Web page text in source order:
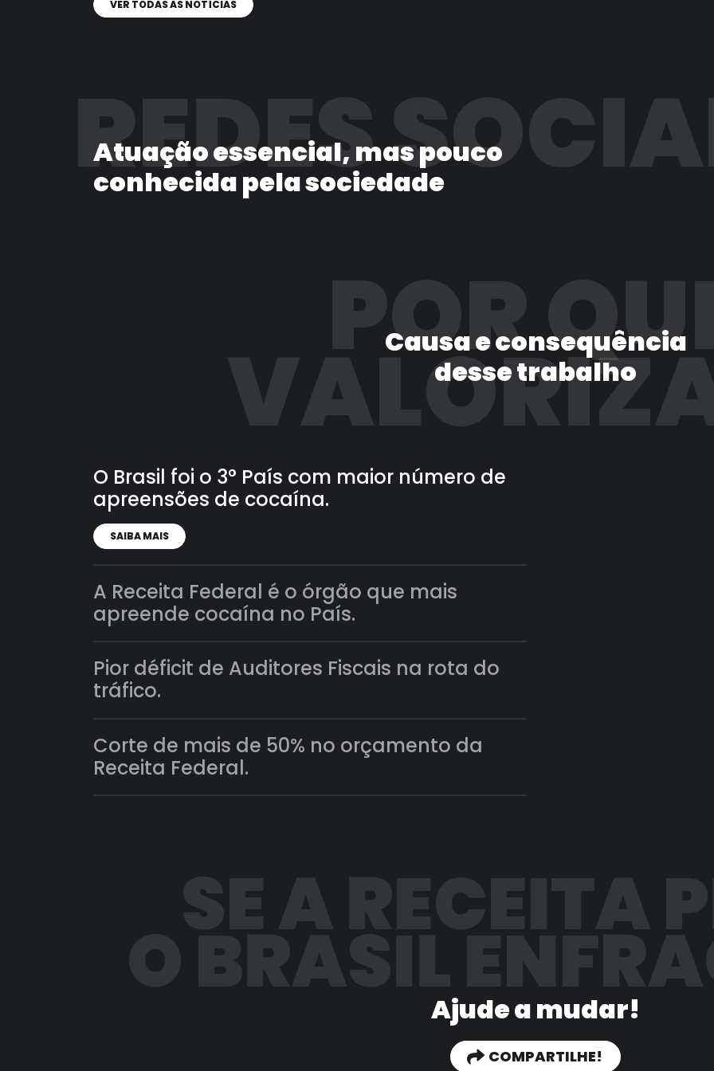
VER TODAS AS NOTÍCIAS
REDES
Atuação essencial, mas pouco
conhecida pela sociedade
POR
Causa e consequência
desse trabalho
O Brasil foi o 3° País com maior número de
apreensões de cocaína.
SAIBA MAIS
A Receita Federal é o órgão que mais
apreende cocaína no País.
Pior déficit de Auditores Fiscais na rota do
tráfico.
Corte de mais de 50% no orçamento da
Receita Federal.
Ajude a mudar!
COMPARTILHE!